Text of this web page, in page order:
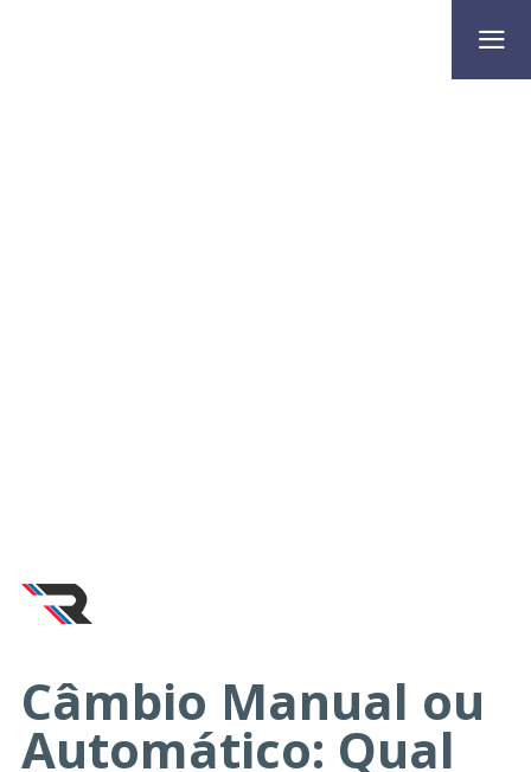
Câmbio Manual ou
Automático: Qual